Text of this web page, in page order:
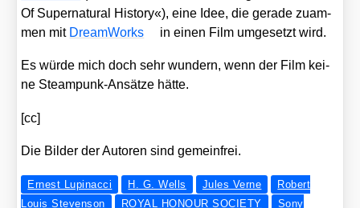
Of Super­na­tu­ral Histo­ry«), eine Idee, die gera­de zuam­
men mit Dream­Works in einen Film umge­setzt wird.
Es wür­de mich doch sehr wun­dern, wenn der Film kei­
ne Steam­punk-Ansät­ze hät­te.
[cc]
Die Bil­der der Autoren sind gemein­frei.
Ernest Lupinacci H. G. Wells Jules Verne
Robert
Louis Stevenson
ROYAL HONOUR SOCIETY
Sony